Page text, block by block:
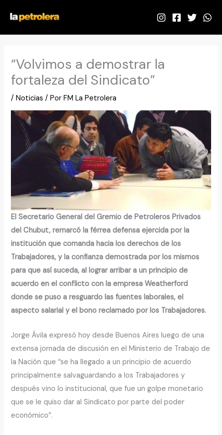
contenido
“Volvimos a demostrar la
fortaleza del Sindicato”
/Noticias / PorFM La Petrolera
El Secretario General del Gremio de Petroleros Privados
del Chubut, remarcó la férrea defensa ejercida por la
institución que comanda hacia los derechos de los
Trabajadores, y la confianza demostrada por los mismos
para que así suceda, al lograr arribar a un principio de
acuerdo en el conflicto con la empresa Weatherford
donde se puso a resguardo las fuentes laborales, el
aspecto salarial y el bono reclamado por los Trabajadores.
Jorge Ávila expresó hoy desde Buenos Aires luego de una
extensa jornada de discusión en el Ministerio de Trabajo de
la Nación que “se ha llegado a un principio de acuerdo
principalmente salvaguardando a los Trabajadores y
después vino lo institucional, que fue un golpe monetario
que se le quiso dar al Sindicato por parte del poder
económico”.